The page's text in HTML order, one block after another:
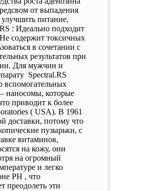
от выпадения
улучшить питание,
RS :Идеально подходит
Не содержит токсичных
в сочетании с
результатов при
.Для мужчин и
Spectral.RS
вспомогательных
наносомы,которые
приводит к более
(USA).В 1961
доставки,потому что
пузырьки,с
витаминов,
на кожу,они
на огромный
и легко
PH ,что
преодолеть эти